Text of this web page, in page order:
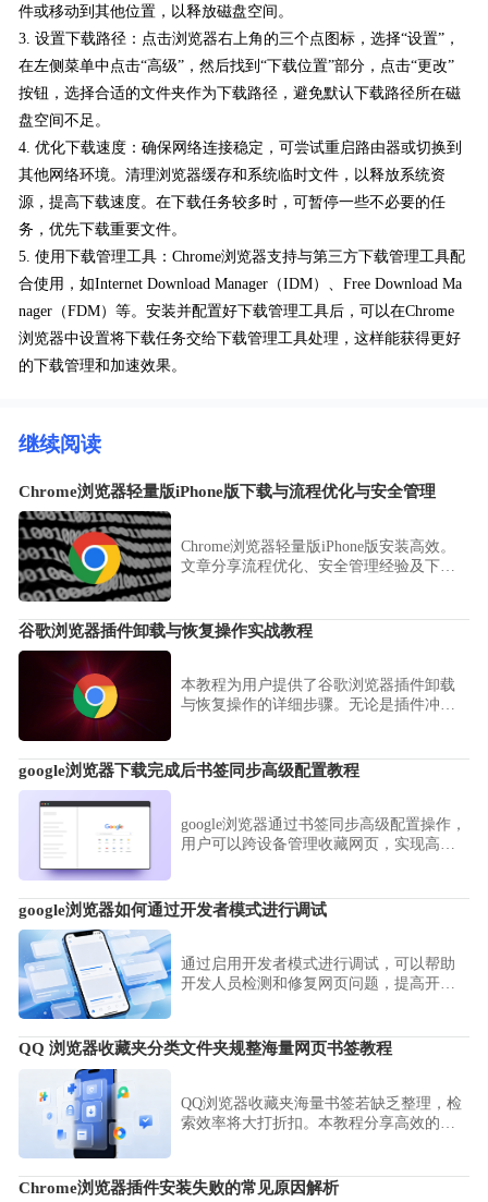
件或移动到其他位置，以释放磁盘空间。
3. 设置下载路径：点击浏览器右上角的三个点图标，选择“设置”，
在左侧菜单中点击“高级”，然后找到“下载位置”部分，点击“更改”
按钮，选择合适的文件夹作为下载路径，避免默认下载路径所在磁
盘空间不足。
4. 优化下载速度：确保网络连接稳定，可尝试重启路由器或切换到
其他网络环境。清理浏览器缓存和系统临时文件，以释放系统资
源，提高下载速度。在下载任务较多时，可暂停一些不必要的任
务，优先下载重要文件。
5. 使用下载管理工具：Chrome浏览器支持与第三方下载管理工具配
合使用，如Internet Download Manager（IDM）、Free Download Ma
nager（FDM）等。安装并配置好下载管理工具后，可以在Chrome
浏览器中设置将下载任务交给下载管理工具处理，这样能获得更好
的下载管理和加速效果。
继续阅读
Chrome浏览器轻量版iPhone版下载与流程优化与安全管理
Chrome浏览器轻量版iPhone版安装高效。
文章分享流程优化、安全管理经验及下载
谷歌浏览器插件卸载与恢复操作实战教程
本教程为用户提供了谷歌浏览器插件卸载
与恢复操作的详细步骤。无论是插件冲突
理能力。
google浏览器下载完成后书签同步高级配置教程
google浏览器通过书签同步高级配置操作，
用户可以跨设备管理收藏网页，实现高效
google浏览器如何通过开发者模式进行调试
通过启用开发者模式进行调试，可以帮助
开发人员检测和修复网页问题，提高开发
QQ 浏览器收藏夹分类文件夹规整海量网页书签教程
QQ浏览器收藏夹海量书签若缺乏整理，检
索效率将大打折扣。本教程分享高效的书
依然能快速定位，提升知识整理水平。
Chrome浏览器插件安装失败的常见原因解析